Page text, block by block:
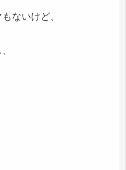
ないけど、